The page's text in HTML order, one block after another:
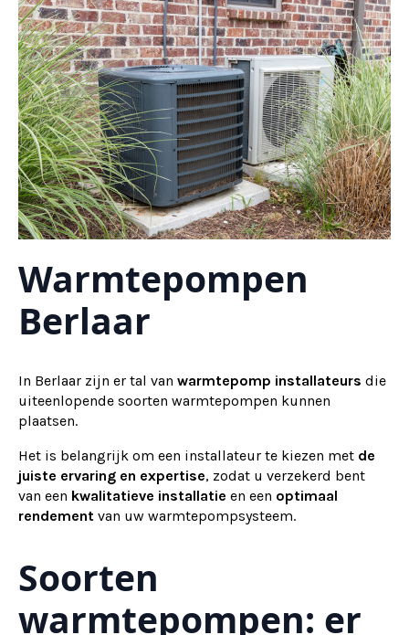
Warmtepompen
Berlaar
In Berlaar zijn er tal van warmtepomp installateurs die
uiteenlopende soorten warmtepompen kunnen
plaatsen.
Het is belangrijk om een installateur te kiezen met de
juiste ervaring en expertise, zodat u verzekerd bent
van een kwalitatieve installatie en een optimaal
rendement van uw warmtepompsysteem.
Soorten
warmtepompen: er